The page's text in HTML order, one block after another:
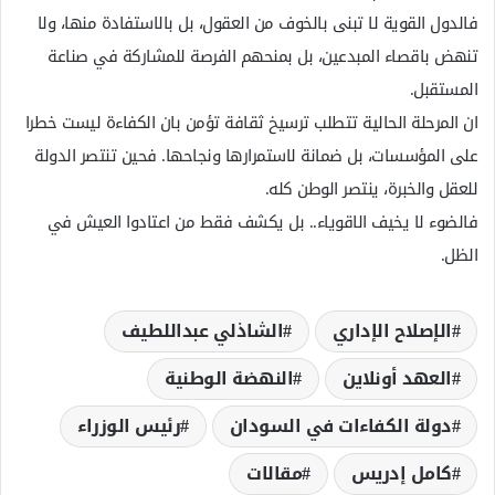
فالدول القوية لا تبنى بالخوف من العقول، بل بالاستفادة منها، ولا
تنهض باقصاء المبدعين، بل بمنحهم الفرصة للمشاركة في صناعة
المستقبل.
ان المرحلة الحالية تتطلب ترسيخ ثقافة تؤمن بان الكفاءة ليست خطرا
على المؤسسات، بل ضمانة لاستمرارها ونجاحها. فحين تنتصر الدولة
للعقل والخبرة، ينتصر الوطن كله.
فالضوء لا يخيف الاقوياء.. بل يكشف فقط من اعتادوا العيش في
الظل.
الإصلاح الإداري
الشاذلي عبداللطيف
العهد أونلاين
النهضة الوطنية
دولة الكفاءات في السودان
رئيس الوزراء
كامل إدريس
مقالات